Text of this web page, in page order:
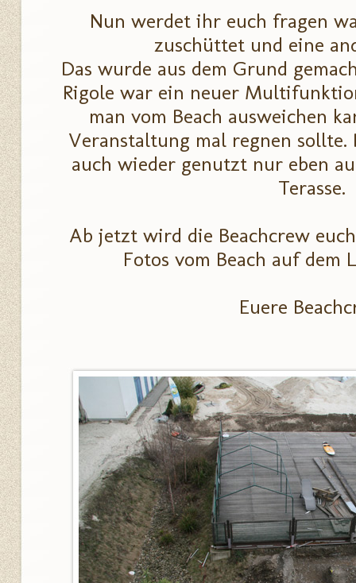
Nun werdet ihr euch fragen
zuschüttet und eine
Das wurde aus dem Grund
Rigole war ein neuer
man vom Beach ausweichen
Veranstaltung mal regnen
auch wieder genutzt nur eben
Terasse.
Ab jetzt wird die Beachcrew
Fotos vom Beach auf dem
Euere